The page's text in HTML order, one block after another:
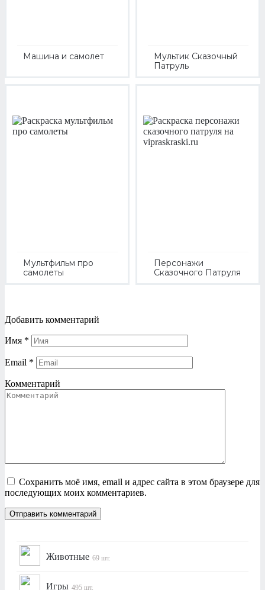
Машина и самолет
Мультик Сказочный
Патруль
Мультфильм про
самолеты
Персонажи
Сказочного Патруля
Добавить комментарий
Имя *
Email *
Комментарий
Сохранить моё имя, email и адрес сайта в этом браузере для
последующих моих комментариев.
Животные 69 шт.
Игры 495 шт.